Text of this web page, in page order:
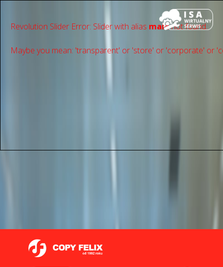
Revolution Slider Error: Slider with alias mainnot found.
Maybe you mean: 'transparent' or 'store' or 'сorporate' or